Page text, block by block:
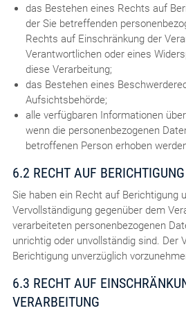
das Bestehen eines Rechts auf
der Sie betreffenden
Rechts auf Einschränkung der
Verantwortlichen oder eines
diese Verarbeitung;
das Bestehen eines
Aufsichtsbehörde;
alle verfügbaren Informationen
wenn die personenbezogenen
betroffenen Person erhoben
6.2 RECHT AUF BERICHTIGUNG
Sie haben ein Recht auf Berichtigung
Vervollständigung gegenüber dem
verarbeiteten personenbezogenen
unrichtig oder unvollständig sind. Der
Berichtigung unverzüglich
6.3 RECHT AUF
VERARBEITUNG